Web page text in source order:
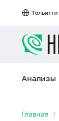
Тольятти
Анализы
Главная